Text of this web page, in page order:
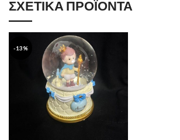
ΣΧΕΤΙΚΆ ΠΡΟΪΌΝΤΑ
-13%